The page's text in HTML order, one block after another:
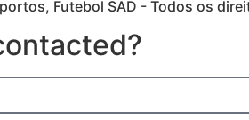
Futebol SAD - Todos os